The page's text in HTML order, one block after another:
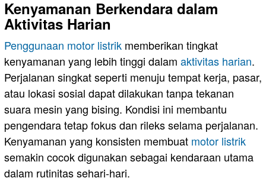
Kenyamanan Berkendara dalam
Aktivitas Harian
Penggunaan motor listrik memberikan tingkat
kenyamanan yang lebih tinggi dalam aktivitas harian.
Perjalanan singkat seperti menuju tempat kerja, pasar,
atau lokasi sosial dapat dilakukan tanpa tekanan
suara mesin yang bising. Kondisi ini membantu
pengendara tetap fokus dan rileks selama perjalanan.
Kenyamanan yang konsisten membuat motor listrik
semakin cocok digunakan sebagai kendaraan utama
dalam rutinitas sehari-hari.